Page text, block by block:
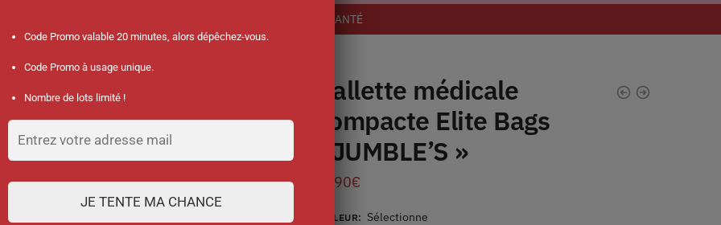
-10 % sur votre commande dès 45 € d’achat avec le code promo : SANTÉ
Mallette médicale
Compacte Elite Bags
« JUMBLE’S »
57.90€
COULEUR: Sélectionne
Code Promo valable 20 minutes, alors dépêchez-vous.
Code Promo à usage unique.
Nombre de lots limité !
JE TENTE MA CHANCE